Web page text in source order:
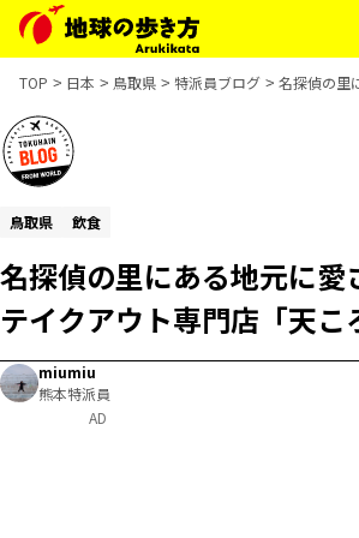
TOP 日本 鳥取県 特派員ブログ 名探偵の里
鳥取県 飲食
名探偵の里にある地元に愛
テイクアウト専門店「天こ
miumiu
熊本特派員
AD